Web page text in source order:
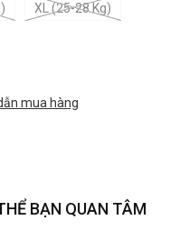
XL (25-28 Kg)
mua hàng
BẠN QUAN TÂM